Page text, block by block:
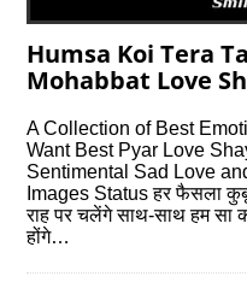
Humsa Koi Tera
Mohabbat Love
A Collection of Best
Want Best Pyar Love
Sentimental Sad Love
Images Status हर फैसला
राह पर चलेंगे साथ-साथ हम सा
होंगे…